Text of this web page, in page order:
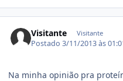
Visitante Visitante
Postado3/11/2013 às
Na minha opinião pra